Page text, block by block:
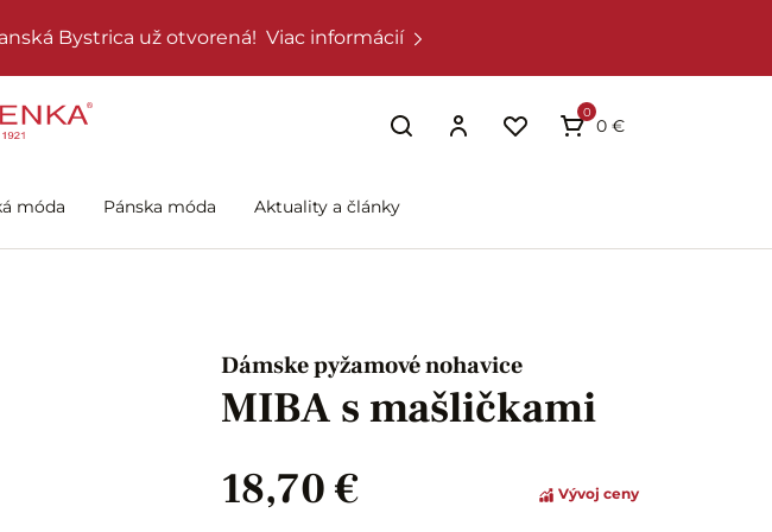
Bystrica už otvorená! Viac informácií
0
0 €
móda Pánska móda Aktuality a články
Dámske pyžamové nohavice
MIBA s mašličkami
18,70 €
Vývoj ceny